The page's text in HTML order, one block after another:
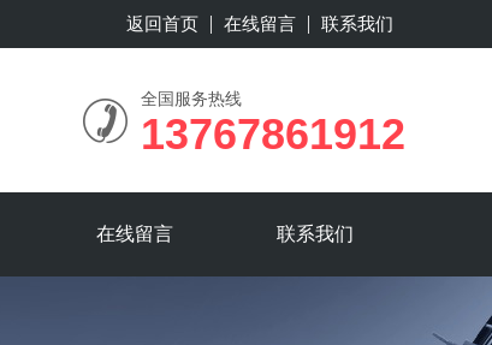
返回首页 在线留言 联系我们
全国服务热线
13767861912
在线留言 联系我们